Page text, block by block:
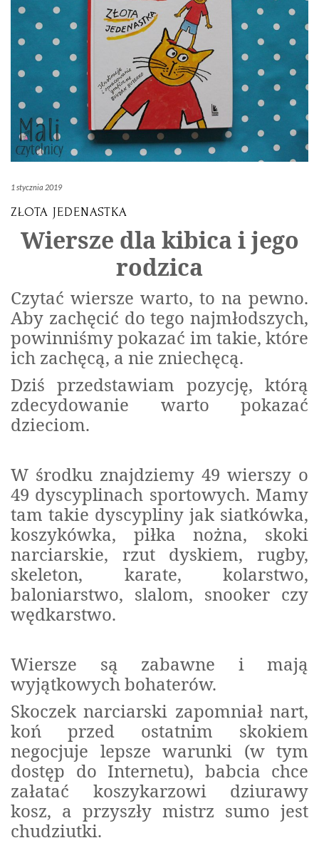
1 stycznia 2019
ZŁOTA JEDENASTKA
Wiersze dla kibica i jego
rodzica
Czytać wiersze warto, to na pewno.
Aby zachęcić do tego najmłodszych,
powinniśmy pokazać im takie, które
ich zachęcą, a nie zniechęcą.
Dziś przedstawiam pozycję, którą
zdecydowanie warto pokazać
dzieciom.
W środku znajdziemy 49 wierszy o
49 dyscyplinach sportowych. Mamy
tam takie dyscypliny jak siatkówka,
koszykówka, piłka nożna, skoki
narciarskie, rzut dyskiem, rugby,
skeleton, karate, kolarstwo,
baloniarstwo, slalom, snooker czy
wędkarstwo.
Wiersze są zabawne i mają
wyjątkowych bohaterów.
Skoczek narciarski zapomniał nart,
koń przed ostatnim skokiem
negocjuje lepsze warunki (w tym
dostęp do Internetu), babcia chce
załatać koszykarzowi dziurawy
kosz, a przyszły mistrz sumo jest
chudziutki.